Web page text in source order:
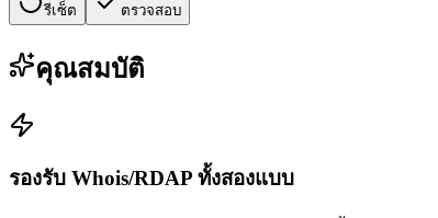
รีเซ็ต ตรวจสอบ
คุณสมบัติ
รองรับ Whois/RDAP ทั้งสองแบบ